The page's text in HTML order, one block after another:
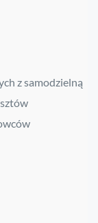
z samodzielną